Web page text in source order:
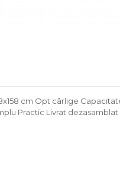
cm Opt cârlige
Practic Livrat dezasamblat